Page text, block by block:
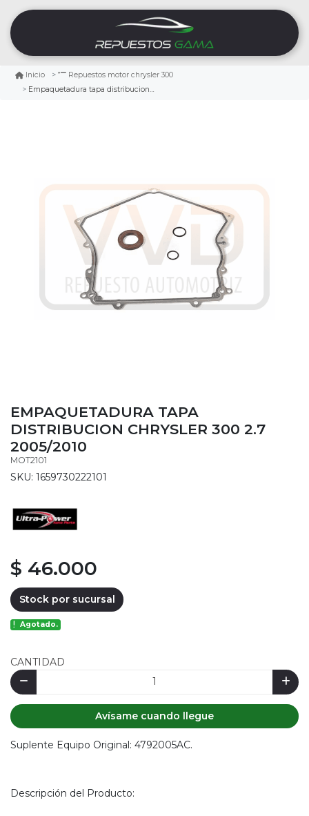
Inicio
Repuestos motor chrysler 300
Empaquetadura tapa distribucion chrysler 300 2.7 2005/2010
EMPAQUETADURA TAPA
DISTRIBUCION CHRYSLER 300 2.7
2005/2010
MOT2101
SKU: 1659730222101
$ 46.000
Stock por sucursal
Agotado.
CANTIDAD
Avísame cuando llegue
Suplente Equipo Original: 4792005AC.
Descripción del Producto: